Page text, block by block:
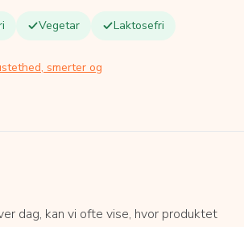
Vegetar Laktosefri
smerter og
dag, kan vi ofte vise, hvor produktet